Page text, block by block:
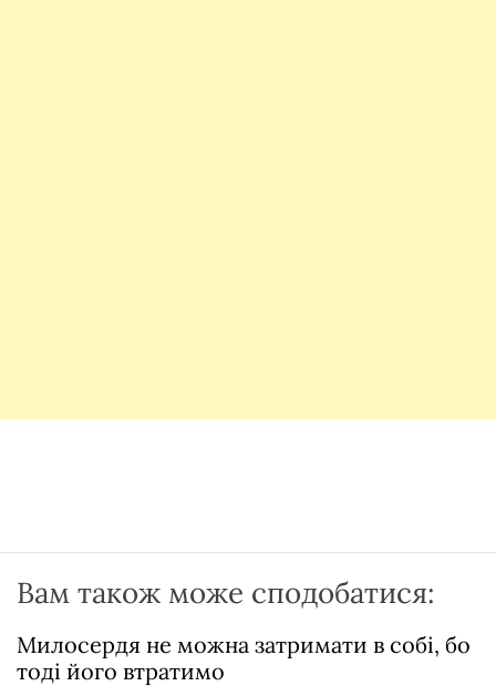
Вам також може сподобатися:
Милосердя не можна затримати в собі, бо
тоді його втратимо